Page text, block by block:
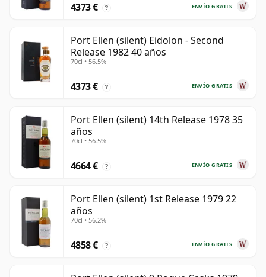
ENVÍO GRATIS
4373 € ?
Port Ellen (silent) Eidolon - Second
Release 1982 40 años
70cl • 56.5%
ENVÍO GRATIS
4373 € ?
Port Ellen (silent) 14th Release 1978 35
años
70cl • 56.5%
ENVÍO GRATIS
4664 € ?
Port Ellen (silent) 1st Release 1979 22
años
70cl • 56.2%
ENVÍO GRATIS
4858 € ?